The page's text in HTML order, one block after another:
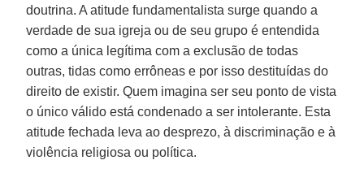
doutrina. A atitude fundamentalista surge quando a
verdade de sua igreja ou de seu grupo é entendida
como a única legítima com a exclusão de todas
outras, tidas como errôneas e por isso destituídas do
direito de existir. Quem imagina ser seu ponto de vista
o único válido está condenado a ser intolerante. Esta
atitude fechada leva ao desprezo, à discriminação e à
violência religiosa ou política.